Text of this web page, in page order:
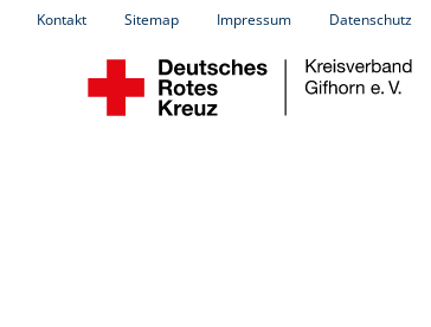
Kontakt Sitemap Impressum Datenschutz